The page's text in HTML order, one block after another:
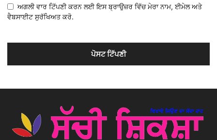
ਅਗਲੀ ਵਾਰ ਟਿੱਪਣੀ ਕਰਨ ਲਈ ਇਸ ਬ੍ਰਾਉਜ਼ਰ ਵਿੱਚ ਮੇਰਾ ਨਾਮ, ਈਮੇਲ ਅਤੇ
ਵੈਬਸਾਈਟ ਸੁਰੱਖਿਅਤ ਕਰੋ.